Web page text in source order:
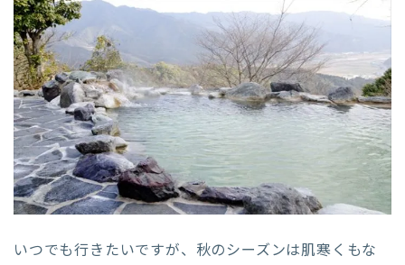
いつでも行きたいですが、秋のシーズンは肌寒くもな